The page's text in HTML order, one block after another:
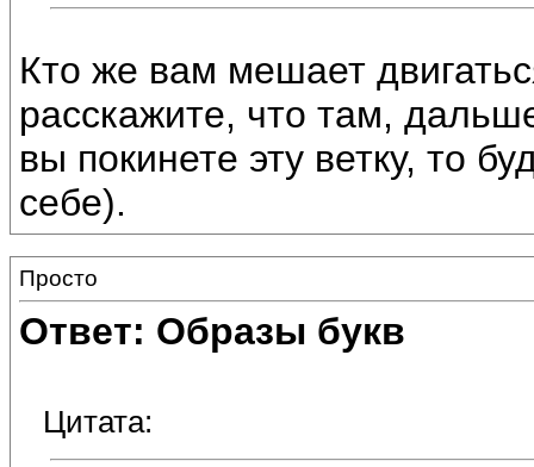
Кто же вам мешает
расскажите, что там,
вы покинете эту ветку, то
себе).
Просто
Ответ: Образы букв
Цитата: